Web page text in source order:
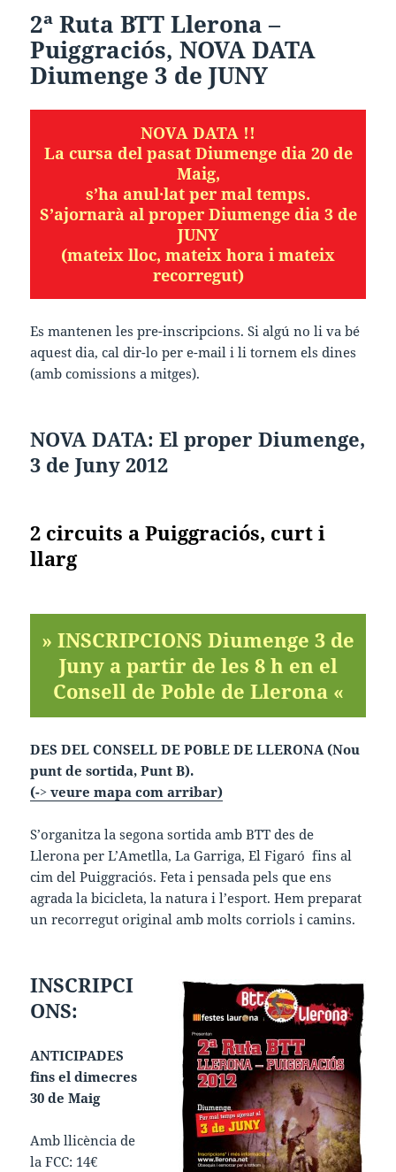
2ª Ruta BTTLlerona –
Puiggraciós, NOVA DATA
Diumenge 3 de JUNY
NOVA DATA !!
La cursa del pasat Diumenge dia 20 de
Maig,
s’ha anul·lat per mal temps.
S’ajornarà al proper Diumenge dia 3 de
JUNY
(mateix lloc, mateix hora i mateix
recorregut)
Es mantenen les pre-inscripcions. Si algú no li va bé
aquest dia, cal dir-lo per e-mail i li tornem els dines
(amb comissions a mitges).
NOVA DATA: El proper Diumenge,
3 de Juny 2012
2 circuits a Puiggraciós, curt i
llarg
» INSCRIPCIONS Diumenge 3 de
Juny a partir de les 8 h en el
Consell de Poble de Llerona «
DES DEL CONSELL DE POBLE DE LLERONA (Nou
punt de sortida, Punt B).
(-> veure mapa com arribar)
S’organitza la segona sortida amb BTT des de
Llerona per L’Ametlla, La Garriga, El Figaró fins al
cim del Puiggraciós. Feta i pensada pels que ens
agrada la bicicleta, la natura i l’esport. Hem preparat
un recorregut original amb molts corriols i camins.
INSCRIPCI
ONS:
ANTICIPADES
fins el dimecres
30 de Maig
Amb llicència de
la FCC: 14€